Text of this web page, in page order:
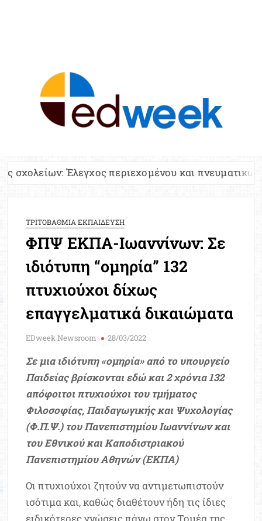
περιεχομένου και πνευματικών δικαιωμάτων
ΤΡΙΤΟΒΑΘΜΙΑ ΕΚΠΑΙΔΕΥΣΗ
ΦΠΨ ΕΚΠΑ-Ιωαννίνων: Σε
ιδιότυπη “ομηρία” 132
πτυχιούχοι δίχως
επαγγελματικά δικαιώματα
EDweek Newsroom 28/03/2022
Σε μια ιδιότυπη «ομηρία» από το υπουργείο
Παιδείας βρίσκονται εδώ και 2 χρόνια 132
απόφοιτοι πτυχιούχοι του τμήματος
Φιλοσοφίας, Παιδαγωγικής και Ψυχολογίας
(Φ.Π.Ψ.) του Πανεπιστημίου Ιωαννίνων και
του Εθνικού και Καποδιστριακού
Πανεπιστημίου Αθηνών (ΕΚΠΑ)
Οι πτυχιούχοι ζητούν να αντιμετωπιστούν
ισότιμα και, καθώς διαθέτουν ήδη τις ίδιες